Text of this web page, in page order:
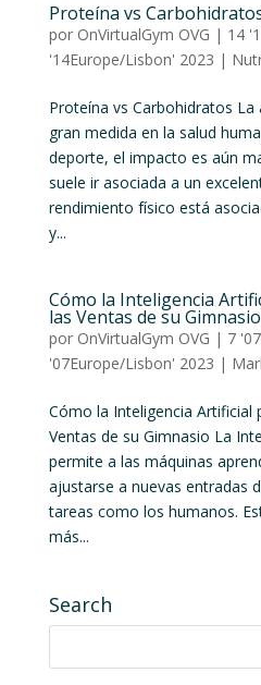
Proteína vs
por OnVirtualGym OVG | 14
'14Europe/Lisbon' 2023 |
Proteína vs Carbohidratos
gran medida en la salud
deporte, el impacto es aún
suele ir asociada a un
rendimiento físico está
y...
Cómo la Inteligencia
las Ventas de su Gimnasio
por OnVirtualGym OVG | 7
'07Europe/Lisbon' 2023 |
Cómo la Inteligencia Artificial
Ventas de su Gimnasio La
permite a las máquinas
ajustarse a nuevas entradas
tareas como los humanos.
más...
Search